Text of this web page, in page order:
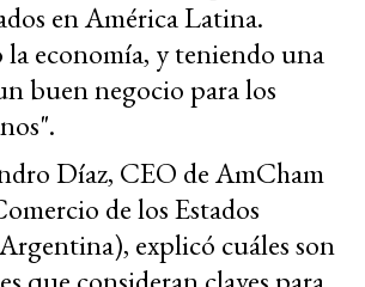
en América Latina.
economía, y teniendo una
buen negocio para los
Díaz, CEO de AmCham
de los Estados
explicó cuáles son